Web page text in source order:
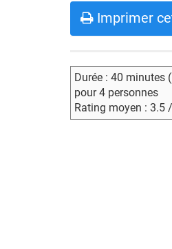
Imprimer
Durée : 40 minutes
pour 4 personnes
Rating moyen : 3.5